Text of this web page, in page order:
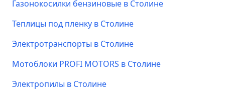
Газонокосилки бензиновые в Столине
Теплицы под пленку в Столине
Электротранспорты в Столине
Мотоблоки PROFI MOTORS в Столине
Электропилы в Столине